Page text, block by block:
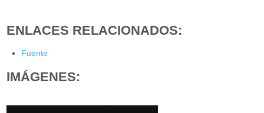
ENLACES RELACIONADOS:
Fuente
IMÁGENES: